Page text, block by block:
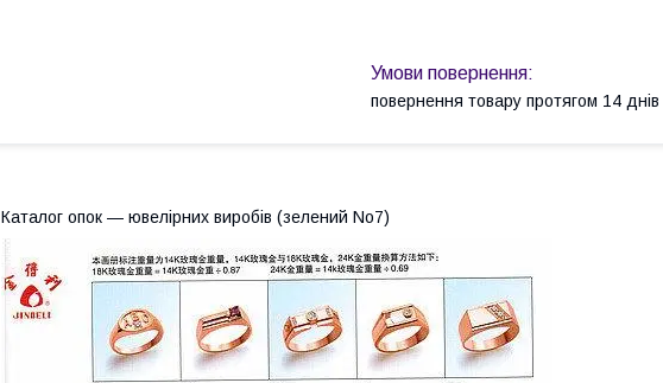
повернення товару протягом 14 днів
Каталог опок — ювелірних виробів (зелений No7)